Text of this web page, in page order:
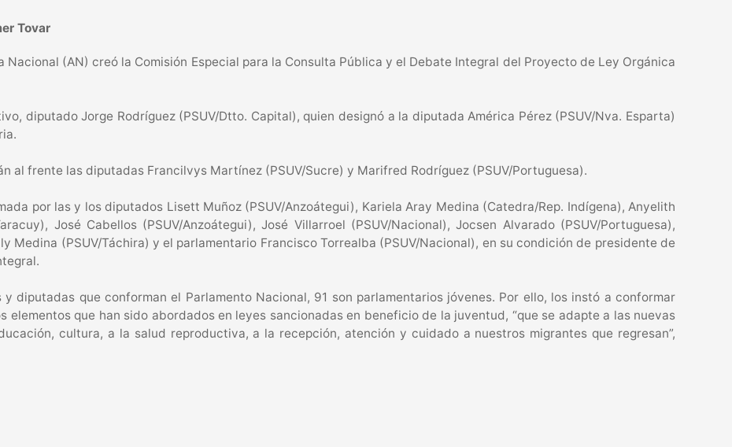
Tovar
Nacional (AN) creó la Comisión Especial para la Consulta Pública y el Debate Integral del Proyecto de Ley Orgánica
diputado Jorge Rodríguez (PSUV/Dtto. Capital), quien designó a la diputada América Pérez (PSUV/Nva. Esparta)
al frente las diputadas Francilvys Martínez (PSUV/Sucre) y Marifred Rodríguez (PSUV/Portuguesa).
por las y los diputados Lisett Muñoz (PSUV/Anzoátegui), Kariela Aray Medina (Catedra/Rep. Indígena), Anyelith
José Cabellos (PSUV/Anzoátegui), José Villarroel (PSUV/Nacional), Jocsen Alvarado (PSUV/Portuguesa),
Medina (PSUV/Táchira) y el parlamentario Francisco Torrealba (PSUV/Nacional), en su condición de presidente de
diputadas que conforman el Parlamento Nacional, 91 son parlamentarios jóvenes. Por ello, los instó a conformar
elementos que han sido abordados en leyes sancionadas en beneficio de la juventud, “que se adapte a las nuevas
cultura, a la salud reproductiva, a la recepción, atención y cuidado a nuestros migrantes que regresan”,